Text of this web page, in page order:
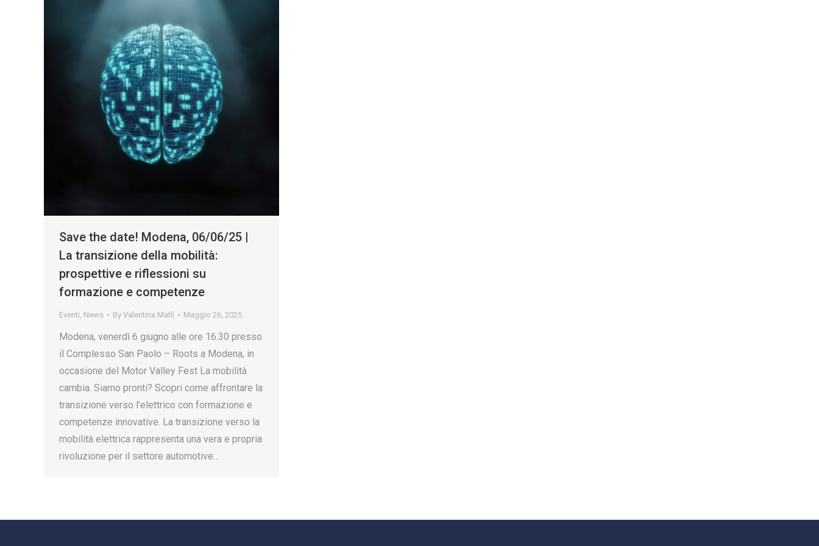
Save the date! Modena, 06/06/25 |
La transizione della mobilità:
prospettive e riflessioni su
formazione e competenze
Eventi, News By Valentina Matli Maggio 26, 2025
Modena, venerdì 6 giugno alle ore 16.30 presso
il Complesso San Paolo – Roots a Modena, in
occasione del Motor Valley Fest La mobilità
cambia. Siamo pronti? Scopri come affrontare la
transizione verso l’elettrico con formazione e
competenze innovative. La transizione verso la
mobilità elettrica rappresenta una vera e propria
rivoluzione per il settore automotive…